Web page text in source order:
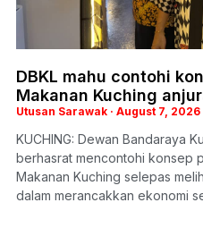
iringi penghormatan
ke kampung
memastikan kelima-
mencukupi memandangkan
Mereka semua masih
Bukit Lima di sini, lewat petang
DBKL mahu contohi
Makanan Kuching
Utusan Sarawak August 7, 2026
KUCHING: Dewan Bandaraya
berhasrat mencontohi konsep
Makanan Kuching selepas
dalam merancakkan ekonomi